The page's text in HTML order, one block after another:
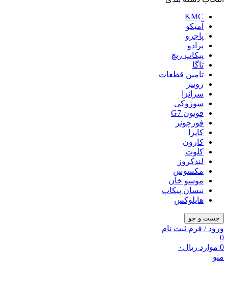
KMC
آمیکو
پاجرو
پرادو
پیکاپ ریچ
تاگا
تامین قطعات
رونیز
سرانزا
سوزوکی
فوتون G7
فورچونر
کاپرا
کارون
کلوت
لندکروز
مکسوس
موسو خان
نیسان پیکاپ
هایلوکس
جست و جو
ورود / فرم ثبت نام
0
0 موارد ریال ۰
منو